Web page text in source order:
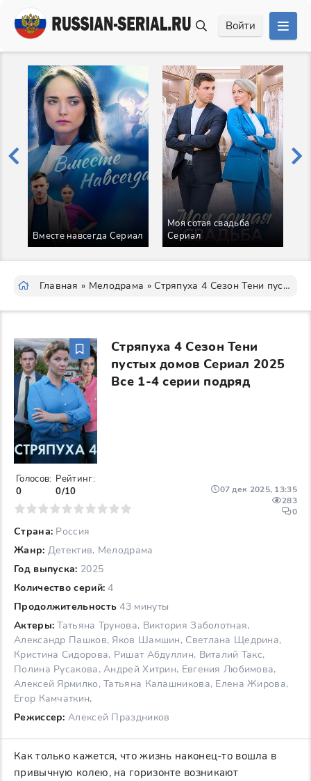
Войти
Вместе навсегда Сериал
Моя сотая свадьба
Сериал
Главная » Мелодрама » Стряпуха 4 Сезон Тени пустых домов Сериал
Стряпуха 4 Сезон Тени
пустых домов Сериал 2025
Все 1-4 серии подряд
Страна: Россия
Жанр: Детектив, Мелодрама
Год выпуска: 2025
Количество серий: 4
Продолжительность 43 минуты
Актеры: Татьяна Трунова, Виктория Заболотная,
Александр Пашков, Яков Шамшин, Светлана Щедрина,
Кристина Сидорова, Ришат Абдуллин, Виталий Такс,
Полина Русакова, Андрей Хитрин, Евгения Любимова,
Алексей Ярмилко, Татьяна Калашникова, Елена Жирова,
Егор Камчаткин,
Режиссер: Алексей Праздников
07 дек 2025, 13:35
283
0
Голосов:
0
Рейтинг:
0/10
7 8 9 10
Как только кажется, что жизнь наконец-то вошла в
привычную колею, на горизонте возникают